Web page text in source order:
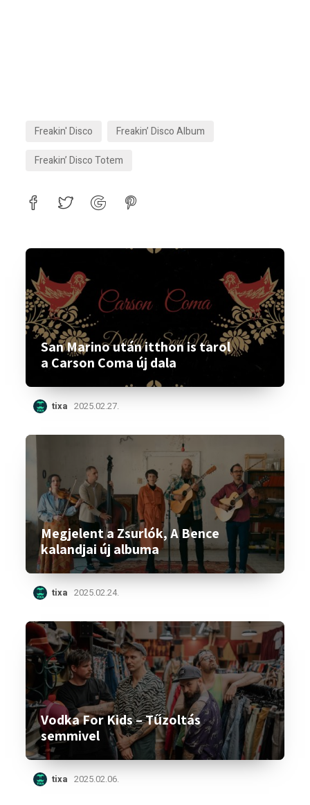
Freakin' Disco
Freakin’ Disco Album
Freakin’ Disco Totem
San Marino után itthon is tarol
a Carson Coma új dala
tixa 2025.02.27.
Megjelent a Zsurlók, A Bence
kalandjai új albuma
tixa 2025.02.24.
Vodka For Kids – Tűzoltás
semmivel
tixa 2025.02.06.